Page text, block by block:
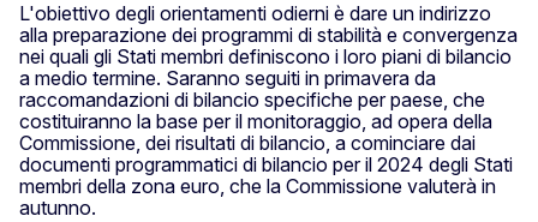
L'obiettivo degli orientamenti odierni è dare un indirizzo
alla preparazione dei programmi di stabilità e convergenza
nei quali gli Stati membri definiscono i loro piani di bilancio
a medio termine. Saranno seguiti in primavera da
raccomandazioni di bilancio specifiche per paese, che
costituiranno la base per il monitoraggio, ad opera della
Commissione, dei risultati di bilancio, a cominciare dai
documenti programmatici di bilancio per il 2024 degli Stati
membri della zona euro, che la Commissione valuterà in
autunno.